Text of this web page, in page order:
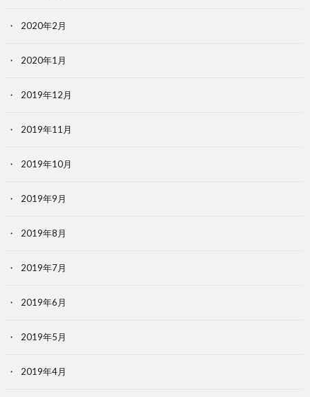
2020年2月
2020年1月
2019年12月
2019年11月
2019年10月
2019年9月
2019年8月
2019年7月
2019年6月
2019年5月
2019年4月